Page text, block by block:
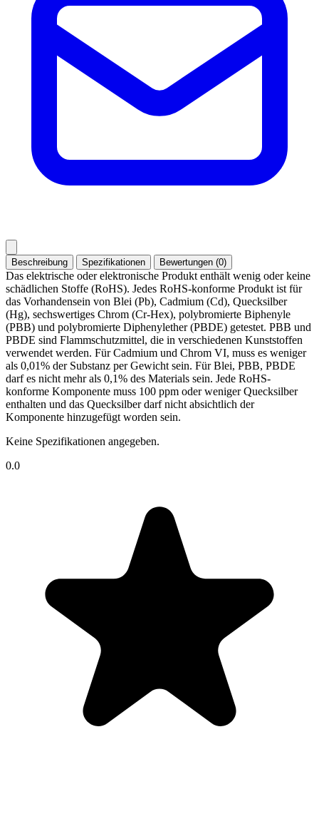
Beschreibung Spezifikationen Bewertungen (0)
Das elektrische oder elektronische Produkt enthält wenig oder keine
schädlichen Stoffe (RoHS). Jedes RoHS-konforme Produkt ist für
das Vorhandensein von Blei (Pb), Cadmium (Cd), Quecksilber
(Hg), sechswertiges Chrom (Cr-Hex), polybromierte Biphenyle
(PBB) und polybromierte Diphenylether (PBDE) getestet. PBB und
PBDE sind Flammschutzmittel, die in verschiedenen Kunststoffen
verwendet werden. Für Cadmium und Chrom VI, muss es weniger
als 0,01% der Substanz per Gewicht sein. Für Blei, PBB, PBDE
darf es nicht mehr als 0,1% des Materials sein. Jede RoHS-
konforme Komponente muss 100 ppm oder weniger Quecksilber
enthalten und das Quecksilber darf nicht absichtlich der
Komponente hinzugefügt worden sein.
Keine Spezifikationen angegeben.
0.0